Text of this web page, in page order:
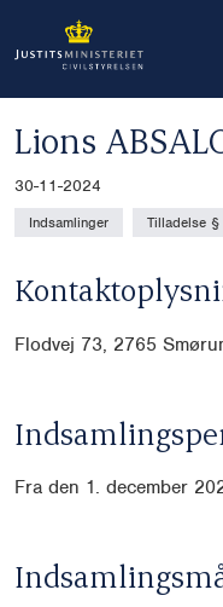
Lions
30-11-2024
Indsamlinger Tilladelse §
Flodvej 73, 2765
Fra den 1. december